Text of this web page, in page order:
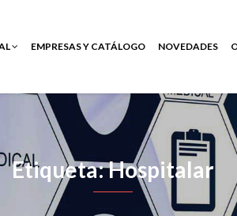
EMPRESAS Y CATÁLOGO NOVEDADES
Etiqueta: Hospitalar